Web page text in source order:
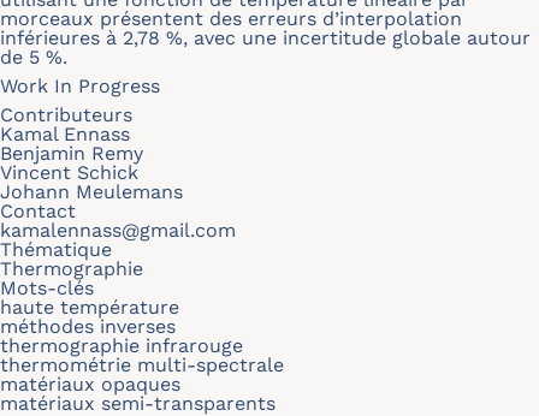
morceaux présentent des erreurs d’interpolation
inférieures à 2,78 %, avec une incertitude globale autour
de 5 %.
Work In Progress
Contributeurs
Kamal Ennass
Benjamin Remy
Vincent Schick
Johann Meulemans
Contact
kamalennass@gmail.com
Thématique
Thermographie
Mots-clés
haute température
méthodes inverses
thermographie infrarouge
thermométrie multi-spectrale
matériaux opaques
matériaux semi-transparents